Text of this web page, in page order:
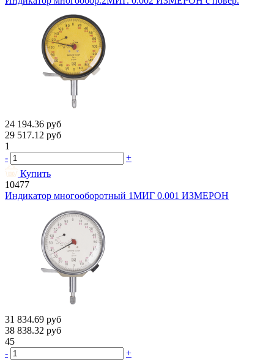
24 194.36 руб
29 517.12 руб
1
-
+
Купить
10477
Индикатор многооборотный 1МИГ 0.001 ИЗМЕРОН
31 834.69 руб
38 838.32 руб
45
-
+